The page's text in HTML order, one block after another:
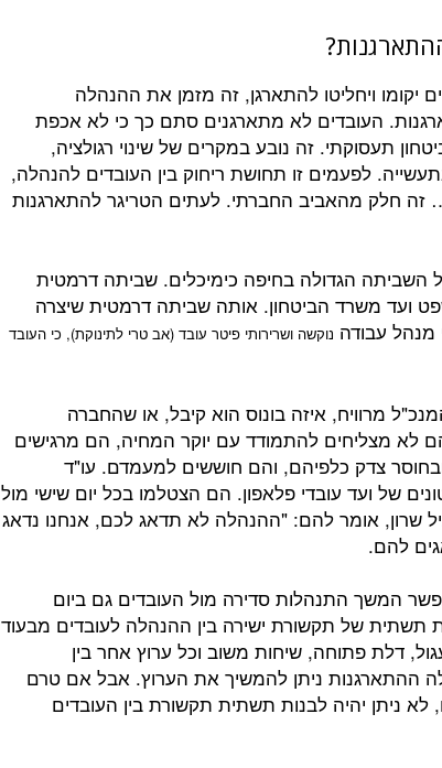
ויחליטו להתארגן, זה מזמן את ההנהלה
העובדים לא מתארגנים סתם כך כי לא אכפת
תעסוקתי. זה נובע במקרים של שינוי רגולציה,
לפעמים זו תחושת ריחוק בין העובדים להנהלה,
זה חלק מהאביב החברתי. לעתים הטריגר להתארגנות
השביתה הגדולה בחיפה כימיכלים. שביתה דרמטית
ועד משרד הביטחון. אותה שביתה דרמטית שיצרה
מנהל עבודה נוקשה ושרירותי פיטר עובד (אב טרי לתינוקת), כי העובד
מרוויח, איזה בונוס הוא קיבל, או שהחברה
לא מצליחים להתמודד עם יוקר המחיה, הם מרגישים
צדק כלפיהם, והם חוששים למעמדם. עו"ד
של ועד עובדי פלאפון. הם הצטלמו בכל יום שישי מול
שרון, אומר להם: "ההנהלה לא תדאג לכם, אנחנו נדאג
להם.
המשך התנהלות סדירה מול העובדים גם ביום
תשתית של תקשורת ישירה בין ההנהלה לעובדים מבעוד
דלת פתוחה, שיחות משוב וכל ערוץ אחר בין
ההתארגנות ניתן להמשיך את הערוץ. אבל אם טרם
לא ניתן יהיה לבנות תשתית תקשורת בין העובדים